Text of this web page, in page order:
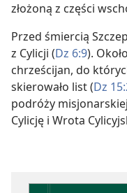
złożoną z części
Przed śmiercią
z Cylicji (Dz 6:9).
chrześcijan, do
skierowało list (Dz
podróży
Cylicję i Wrota